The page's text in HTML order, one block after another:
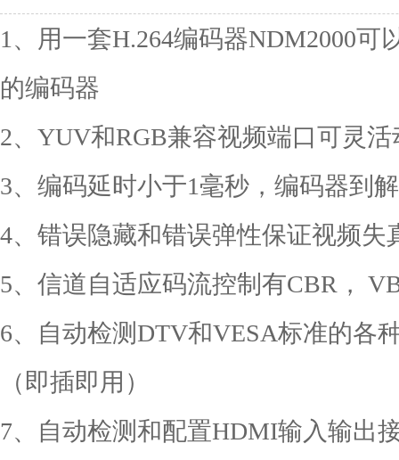
1、用一套H.264编码器NDM2000可
的编码器
2、YUV和RGB兼容视频端口可灵
3、编码延时小于1毫秒，编码器到
4、错误隐藏和错误弹性保证视频失
5、信道自适应码流控制有CBR，
6、自动检测DTV和VESA标准的各
（即插即用）
7、自动检测和配置HDMI输入输出